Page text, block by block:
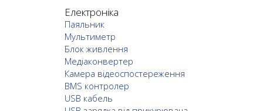
Електроніка
Паяльник
Мультиметр
Блок живлення
Медіаконвертер
Камера відеоспостереження
BMS контролер
USB кабель